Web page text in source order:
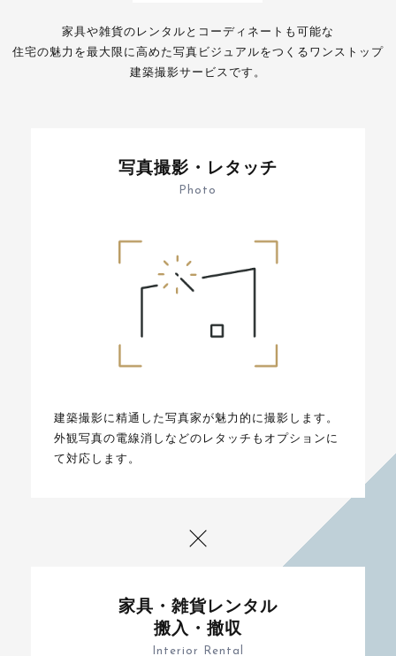
家具や雑貨のレンタルとコーディネートも可能な
住宅の魅力を最大限に高めた写真ビジュアルをつくるワンストップ
建築撮影サービスです。
写真撮影・レタッチ
Photo
建築撮影に精通した写真家が魅力的に撮影します。
外観写真の電線消しなどのレタッチもオプションに
て対応します。
家具・雑貨レンタル
搬入・撤収
Interior Rental